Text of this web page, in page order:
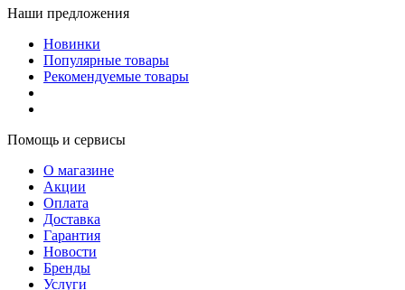
Наши предложения
Новинки
Популярные товары
Рекомендуемые товары
Помощь и сервисы
О магазине
Акции
Оплата
Доставка
Гарантия
Новости
Бренды
Услуги